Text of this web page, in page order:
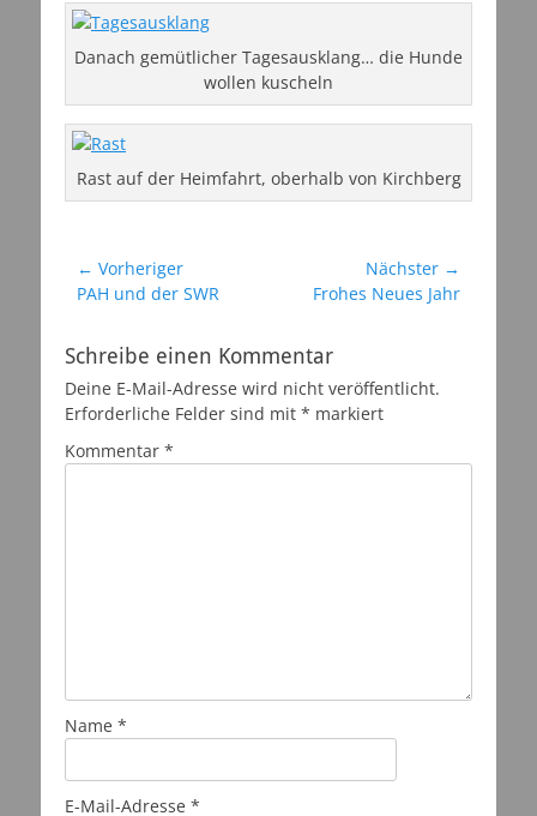
Danach gemütlicher Tagesausklang… die Hunde
wollen kuscheln
Rast auf der Heimfahrt, oberhalb von Kirchberg
Beitragsnavigation
← Vorheriger
Vorheriger
PAH und der SWR
Nächster →
NächsterFrohes Neues Jahr
Schreibe einen Kommentar
Deine E-Mail-Adresse wird nicht veröffentlicht.
Erforderliche Felder sind mit * markiert
Kommentar *
Name *
E-Mail-Adresse *